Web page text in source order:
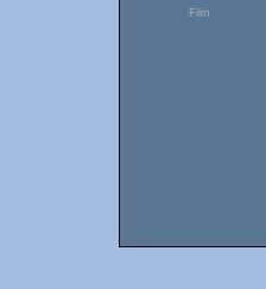
Film